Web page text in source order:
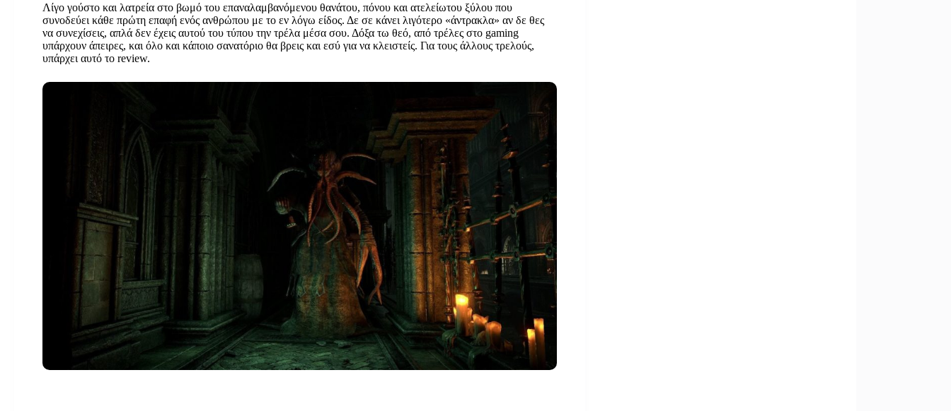
Λίγο γούστο και λατρεία στο βωμό του επαναλαμβανόμενου θανάτου, πόνου και ατελείωτου ξύλου που
συνοδεύει κάθε πρώτη επαφή ενός ανθρώπου με το εν λόγω είδος. Δε σε κάνει λιγότερο «άντρακλα» αν δε θες
να συνεχίσεις, απλά δεν έχεις αυτού του τύπου την τρέλα μέσα σου. Δόξα τω θεό, από τρέλες στο gaming
υπάρχουν άπειρες, και όλο και κάποιο σανατόριο θα βρεις και εσύ για να κλειστείς. Για τους άλλους τρελούς,
υπάρχει αυτό το review.